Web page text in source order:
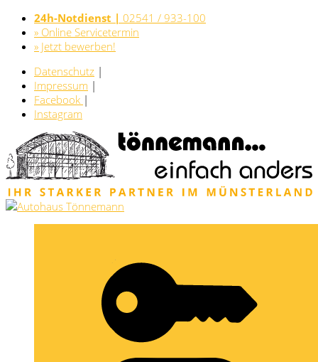
24h-Notdienst | 02541 / 933-100
» Online Servicetermin
» Jetzt bewerben!
Datenschutz |
Impressum |
Facebook |
Instagram